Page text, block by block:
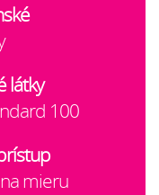
látky
100
mieru